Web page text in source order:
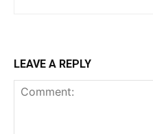
LEAVE A REPLY